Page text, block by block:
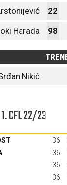
22
Harada 98
Nikić
CFL 22/23
36
36
36
36